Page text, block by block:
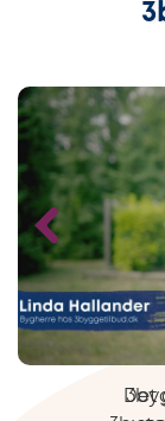
Det